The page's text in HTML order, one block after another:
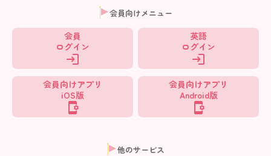
会員向けメニュー
会員
ログイン
英語
ログイン
会員向けアプリ
iOS版
会員向けアプリ
Android版
他のサービス